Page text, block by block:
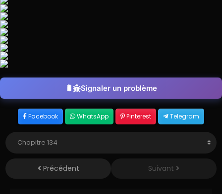
Signaler un problème
Facebook WhatsApp Pinterest Telegram
Précédent Suivant